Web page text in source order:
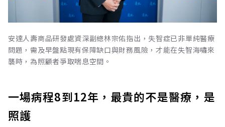
安達人壽商品研發處資深副總林宗佑指出，失智症已非單純醫療
問題，需及早盤點現有保障缺口與財務風險，才能在失智海嘯來
襲時，為照顧者爭取喘息空間。
一場病程8到12年，最貴的不是醫療，是
照護